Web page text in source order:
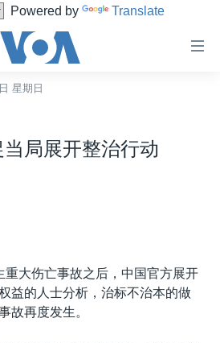
Powered by Translate
星期日
局展开整治行动
重大伤亡事故之后，中国官方展开
益的人士分析，治标不治本的做
故再度发生。